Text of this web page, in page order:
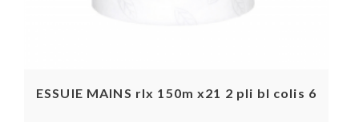
ESSUIE MAINS rlx 150m x21 2 pli bl colis 6